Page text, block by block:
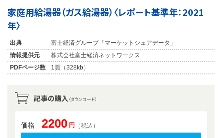
家庭用給湯器（ガス給湯器）〈レポート基準年：2021
年〉
出典
富士経済グループ「マーケットシェアデータ」
情報提供元
株式会社富士経済ネットワークス
PDFページ数
1頁（328kb）
記事の購入 （ダウンロード）
価格 2200 円 （税込）